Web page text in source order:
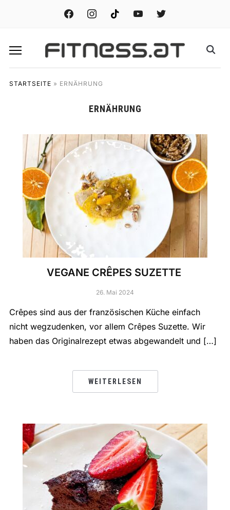
facebook instagramtiktok youtube twitter
STARTSEITE » ERNÄHRUNG
ERNÄHRUNG
VEGANE CRÊPES SUZETTE
26. Mai 2024
Crêpes sind aus der französischen Küche einfach
nicht wegzudenken, vor allem Crêpes Suzette. Wir
haben das Originalrezept etwas abgewandelt und […]
WEITERLESEN